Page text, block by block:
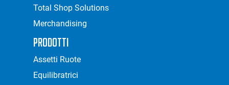
Total Shop Solutions
Merchandising
Prodotti
Assetti Ruote
Equilibratrici